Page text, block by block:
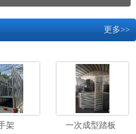
更多>>
架 一次成型踏板